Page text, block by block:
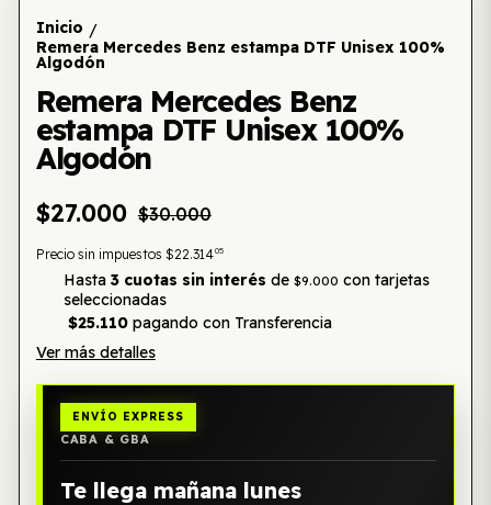
Inicio /
Remera Mercedes Benz estampa DTF Unisex 100%
Algodón
Remera Mercedes Benz
estampa DTF Unisex 100%
Algodón
$27.000 $30.000
Precio sin impuestos $22.31405
Hasta 3 cuotas sin interés de $9.000 con tarjetas
seleccionadas
$25.110pagando con Transferencia
Ver más detalles
ENVÍO EXPRESS
CABA & GBA
Te llega mañana lunes